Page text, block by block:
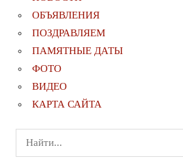
ОБЪЯВЛЕНИЯ
ПОЗДРАВЛЯЕМ
ПАМЯТНЫЕ ДАТЫ
ФОТО
ВИДЕО
КАРТА САЙТА
Поиск
для: